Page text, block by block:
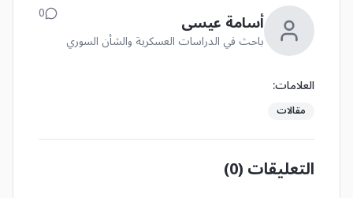
أسامة عيسى
باحث في الدراسات العسكرية والشأن السوري
0
العلامات:
مقالات
التعليقات (0
)